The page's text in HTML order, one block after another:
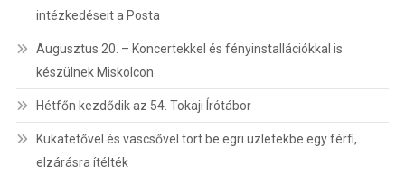
intézkedéseit a Posta
Augusztus 20. – Koncertekkel és fényinstallációkkal is
készülnek Miskolcon
Hétfőn kezdődik az 54. Tokaji Írótábor
Kukatetővel és vascsővel tört be egri üzletekbe egy férfi,
elzárásra ítélték